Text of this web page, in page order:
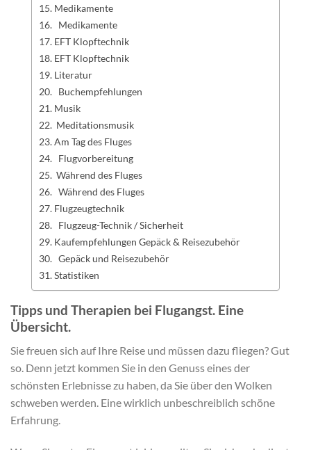
Medikamente
Medikamente
EFT Klopftechnik
EFT Klopftechnik
Literatur
Buchempfehlungen
Musik
Meditationsmusik
Am Tag des Fluges
Flugvorbereitung
Während des Fluges
Während des Fluges
Flugzeugtechnik
Flugzeug-Technik / Sicherheit
Kaufempfehlungen Gepäck & Reisezubehör
Gepäck und Reisezubehör
Statistiken
Tipps und Therapien bei Flugangst. Eine
Übersicht.
Sie freuen sich auf Ihre Reise und müssen dazu fliegen? Gut
so. Denn jetzt kommen Sie in den Genuss eines der
schönsten Erlebnisse zu haben, da Sie über den Wolken
schweben werden. Eine wirklich unbeschreiblich schöne
Erfahrung.